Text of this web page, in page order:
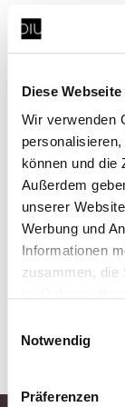
Diese
Wir verwenden
können und die
Außerdem
unserer
Werbung und
Informationen
zusammen, die
Dienste, die
Erfahren Sie in
Notwendig
Präferenzen
Nichts
dich jetzt